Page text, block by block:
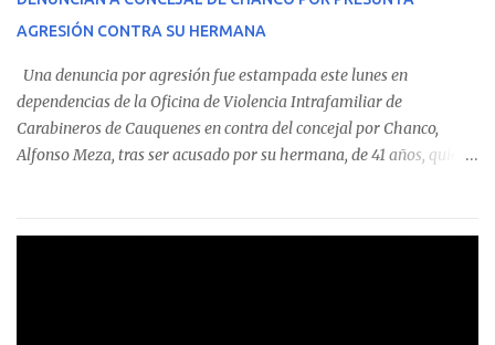
detectaron incumplimientos a la normativa vigente. El informe
precisa que la mayor cantidad de dinero apostado se registró en
Talca, donde...
AGRESIÓN CONTRA SU HERMANA
Una denuncia por agresión fue estampada este lunes en
dependencias de la Oficina de Violencia Intrafamiliar de
Carabineros de Cauquenes en contra del concejal por Chanco,
Alfonso Meza, tras ser acusado por su hermana, de 41 años, quien
relató que los hechos ocurrieron cerca de las 11:30 horas en el